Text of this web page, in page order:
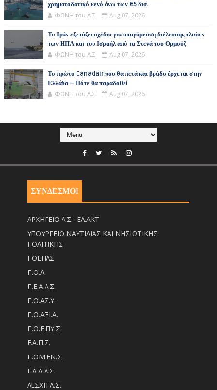
χρηματοδοτικό κενό άνω των €5 δισ.
ΦΩΝΗ του Λ.Σ. Aug 07, 2026
Το Ιράν εξετάζει σχέδιο για απαγόρευση διέλευσης πλοίων
των ΗΠΑ και του Ισραήλ από τα Στενά του Ορμούζ
ΦΩΝΗ του Λ.Σ. Aug 07, 2026
Το πρώτο Canadair που θα πετά και βράδυ έρχεται στην
Ελλάδα – Πότε θα παραδοθεί
ΦΩΝΗ του Λ.Σ. Aug 07, 2026
ΣΥΝΔΕΣΜΟΙ
ΑΡΧΗΓΕΙΟ Λ.Σ.- ΕΛ.ΑΚΤ
ΥΠΟΥΡΓΕΙΟ ΝΑΥΤΙΛΙΑΣ ΚΑΙ ΝΗΣΙΩΤΙΚΗΣ
ΠΟΛΙΤΙΚΗΣ
ΠΟΕΠΛΣ
Π.Ο.Λ.
Π.Ε.Α.Λ.Σ.
Π.Ο.ΑΣ.Υ.
Π.Ο.ΑΞΙ.Α.
Π.Ο.Ε.ΠΥ.Σ.
Ε.Α.Π.Σ.
Π.ΟM.EN.Σ.
Ε.Α.Α.Λ.Σ.
ΛΕΣΧΗ Λ.Σ.